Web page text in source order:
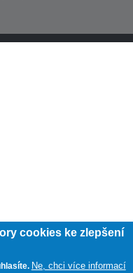
cookies ke zlepšení
Ne, chci více informací